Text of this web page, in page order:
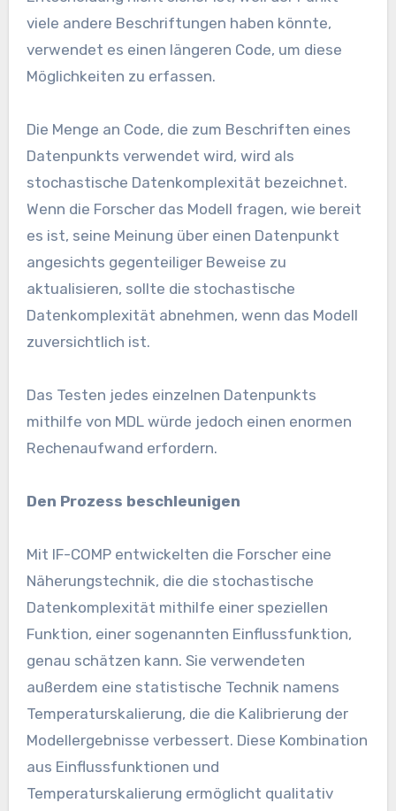
viele andere Beschriftungen haben könnte,
verwendet es einen längeren Code, um diese
Möglichkeiten zu erfassen.
Die Menge an Code, die zum Beschriften eines
Datenpunkts verwendet wird, wird als
stochastische Datenkomplexität bezeichnet.
Wenn die Forscher das Modell fragen, wie bereit
es ist, seine Meinung über einen Datenpunkt
angesichts gegenteiliger Beweise zu
aktualisieren, sollte die stochastische
Datenkomplexität abnehmen, wenn das Modell
zuversichtlich ist.
Das Testen jedes einzelnen Datenpunkts
mithilfe von MDL würde jedoch einen enormen
Rechenaufwand erfordern.
Den Prozess beschleunigen
Mit IF-COMP entwickelten die Forscher eine
Näherungstechnik, die die stochastische
Datenkomplexität mithilfe einer speziellen
Funktion, einer sogenannten Einflussfunktion,
genau schätzen kann. Sie verwendeten
außerdem eine statistische Technik namens
Temperaturskalierung, die die Kalibrierung der
Modellergebnisse verbessert. Diese Kombination
aus Einflussfunktionen und
Temperaturskalierung ermöglicht qualitativ